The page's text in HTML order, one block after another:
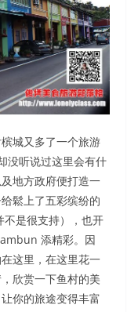
城又多了一个旅游
没听说过这里会有什
地方政府便打造一
鬆上了五彩缤纷的
不是很支持），也开
添精彩。因
这里，在这里花一
欣赏一下鱼村的美
你的旅途变得丰富